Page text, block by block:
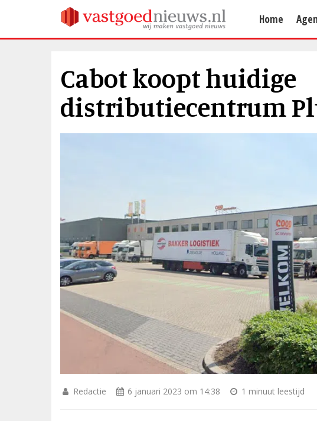
Home
Cabot koopt huidige
distributiecentrum
Redactie 6 januari 2023 om 14:38 1 minuut leestijd